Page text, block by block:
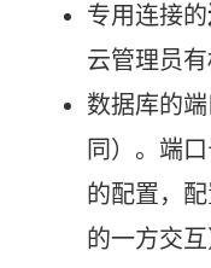
专用连接的
云管理员有
数据库的
同）。端
的配置，
的一方交